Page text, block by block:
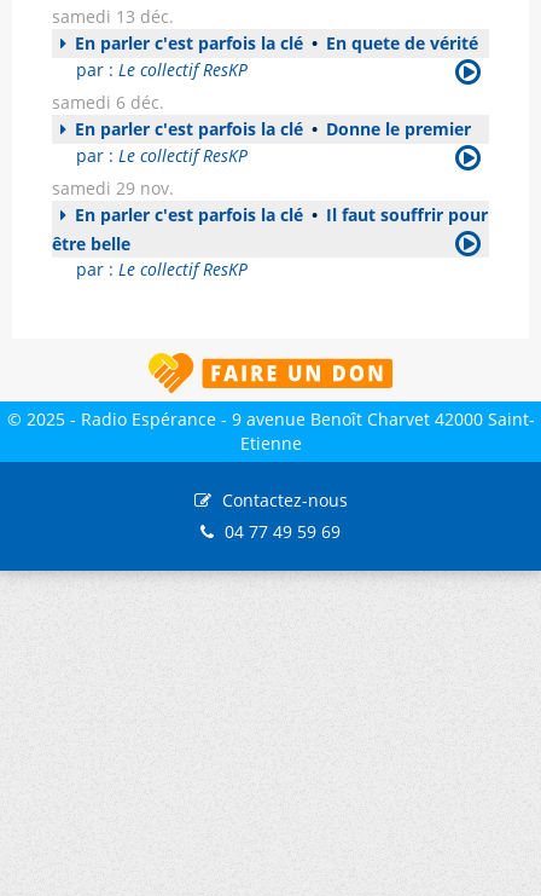
samedi 13 déc.
En parler c'est parfois la clé • En quete de vérité
par : Le collectif ResKP
samedi 6 déc.
En parler c'est parfois la clé • Donne le premier
par : Le collectif ResKP
samedi 29 nov.
En parler c'est parfois la clé • Il faut souffrir pour
être belle
par : Le collectif ResKP
© 2025 - Radio Espérance - 9 avenue Benoît Charvet 42000 Saint-
Etienne
Contactez-nous
04 77 49 59 69